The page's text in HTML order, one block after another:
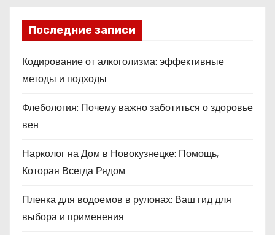
Последние записи
Кодирование от алкоголизма: эффективные
методы и подходы
Флебология: Почему важно заботиться о здоровье
вен
Нарколог на Дом в Новокузнецке: Помощь,
Которая Всегда Рядом
Пленка для водоемов в рулонах: Ваш гид для
выбора и применения